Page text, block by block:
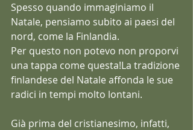
Spesso quando immaginiamo il
Natale, pensiamo subito ai paesi del
nord, come la Finlandia.
Per questo non potevo non proporvi
una tappa come questa!La tradizione
finlandese del Natale affonda le sue
radici in tempi molto lontani.
Già prima del cristianesimo, infatti,